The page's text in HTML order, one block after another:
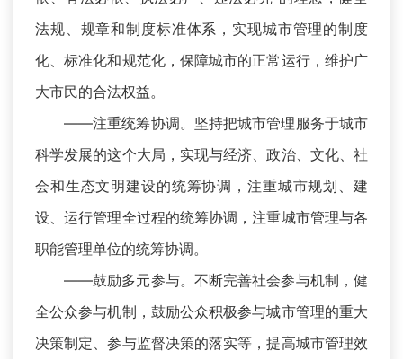
法规、规章和制度标准体系，实现城市管理的制度
化、标准化和规范化，保障城市的正常运行，维护广
大市民的合法权益。
——注重统筹协调。坚持把城市管理服务于城市
科学发展的这个大局，实现与经济、政治、文化、社
会和生态文明建设的统筹协调，注重城市规划、建
设、运行管理全过程的统筹协调，注重城市管理与各
职能管理单位的统筹协调。
——鼓励多元参与。不断完善社会参与机制，健
全公众参与机制，鼓励公众积极参与城市管理的重大
决策制定、参与监督决策的落实等，提高城市管理效